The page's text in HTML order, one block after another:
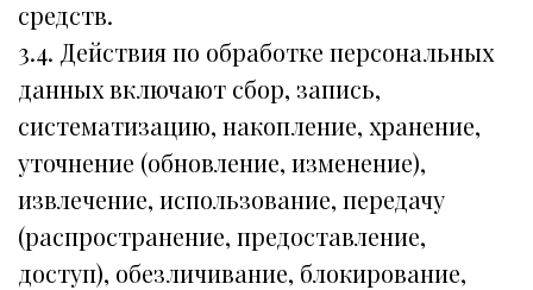
средств.
3.4. Действия по обработке персональных
данных включают сбор, запись,
систематизацию, накопление, хранение,
уточнение (обновление, изменение),
извлечение, использование, передачу
(распространение, предоставление,
доступ), обезличивание, блокирование,